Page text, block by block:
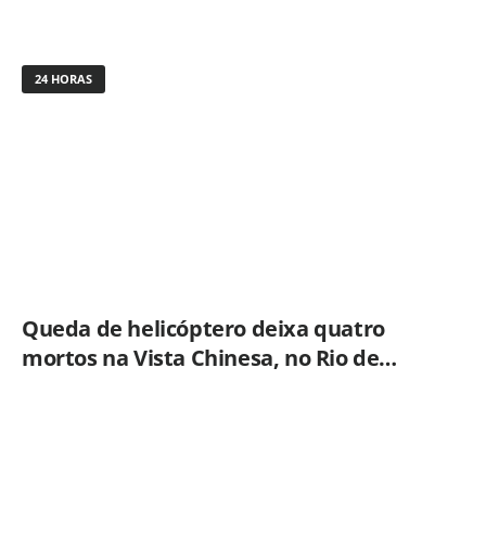
24 HORAS
Queda de helicóptero deixa quatro
mortos na Vista Chinesa, no Rio de